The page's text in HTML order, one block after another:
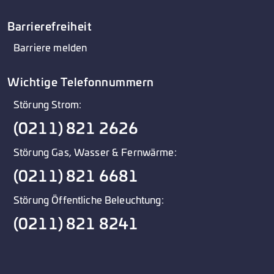
aus versickertem Rheinwasser (Uferfiltrat) besteht.
Barrierefreiheit
Barriere melden
Wichtige Telefonnummern
Störung Strom:
(0211) 821 2626
Störung Gas, Wasser & Fernwärme:
(0211) 821 6681
Störung Öffentliche Beleuchtung:
(0211) 821 8241